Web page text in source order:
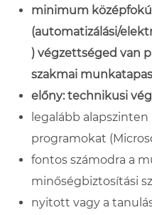
minimum
(automatizálási/
) végzettséged van
szakmai
előny: technikusi
legalább
programokat
fontos számodra a
minőségbiztosítási
nyitott vagy a